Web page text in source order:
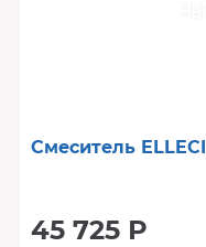
Смеситель
45 725 Р